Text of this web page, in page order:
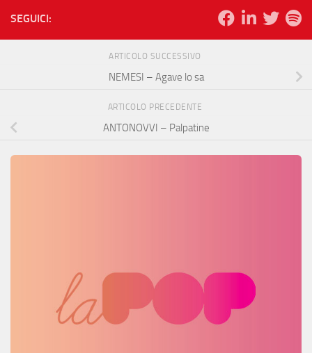
SEGUICI:
ARTICOLO SUCCESSIVO
NEMESI – Agave lo sa
ARTICOLO PRECEDENTE
ANTONOVVI – Palpatine